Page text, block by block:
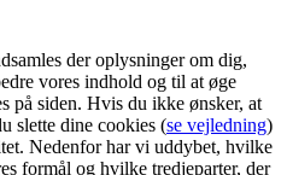
der oplysninger om dig,
vores indhold og til at øge
på siden. Hvis du ikke ønsker, at
slette dine cookies (se vejledning)
Nedenfor har vi uddybet, hvilke
formål og hvilke tredjeparter, der